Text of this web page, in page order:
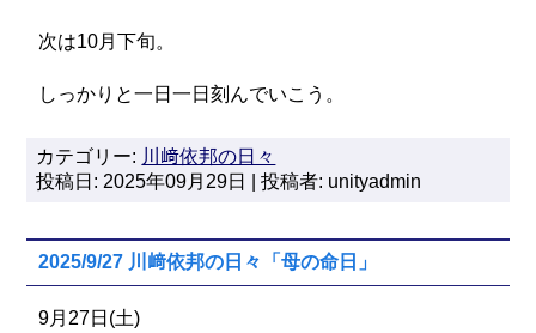
次は10月下旬。
しっかりと一日一日刻んでいこう。
カテゴリー: 川﨑依邦の日々
投稿日: 2025年09月29日 | 投稿者: unityadmin
2025/9/27 川﨑依邦の日々「母の命日」
9月27日(土)